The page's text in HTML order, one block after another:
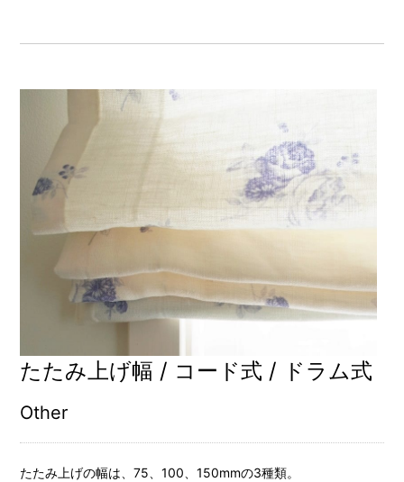
たたみ上げ幅 / コード式 / ドラム式
Other
たたみ上げの幅は、75、100、150mmの3種類。